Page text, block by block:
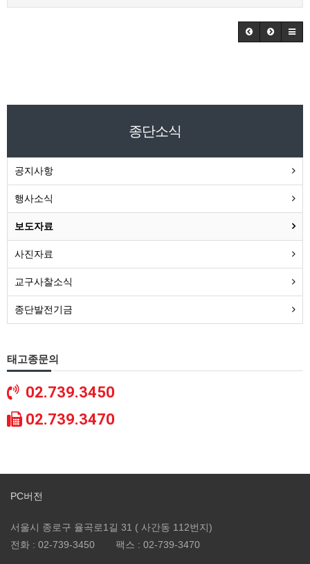
종단소식
공지사항
행사소식
보도자료
사진자료
교구사찰소식
종단발전기금
태고종문의
02.739.3450
02.739.3470
PC버전
서울시 종로구 율곡로1길 31 ( 사간동 112번지)
전화 : 02-739-3450 팩스 : 02-739-3470